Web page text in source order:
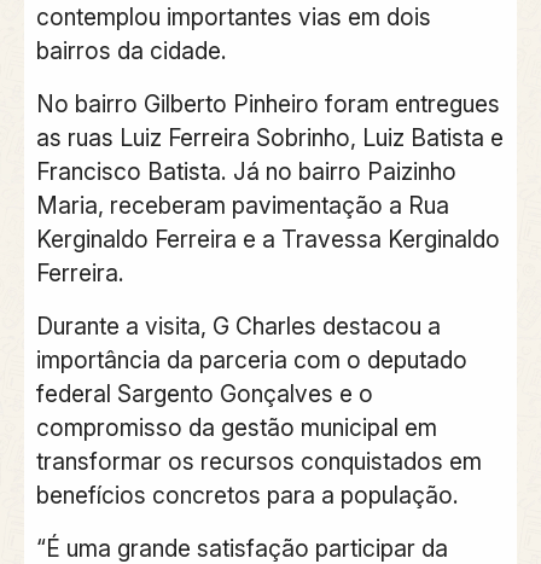
contemplou importantes vias em dois
bairros da cidade.
No bairro Gilberto Pinheiro foram entregues
as ruas Luiz Ferreira Sobrinho, Luiz Batista e
Francisco Batista. Já no bairro Paizinho
Maria, receberam pavimentação a Rua
Kerginaldo Ferreira e a Travessa Kerginaldo
Ferreira.
Durante a visita, G Charles destacou a
importância da parceria com o deputado
federal Sargento Gonçalves e o
compromisso da gestão municipal em
transformar os recursos conquistados em
benefícios concretos para a população.
“É uma grande satisfação participar da